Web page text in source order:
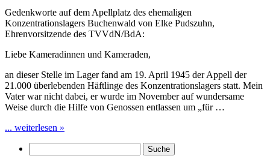
Gedenkworte auf dem Apellplatz des ehemaligen
Konzentrationslagers Buchenwald von Elke Pudszuhn,
Ehrenvorsitzende des TVVdN/BdA:
Liebe Kameradinnen und Kameraden,
an dieser Stelle im Lager fand am 19. April 1945 der Appell der
21.000 überlebenden Häftlinge des Konzentrationslagers statt. Mein
Vater war nicht dabei, er wurde im November auf wundersame
Weise durch die Hilfe von Genossen entlassen um „für …
... weiterlesen »